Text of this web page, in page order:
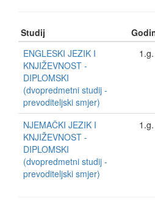
Studij
ENGLESKI JEZIK I
KNJIŽEVNOST -
DIPLOMSKI
(dvopredmetni studij -
prevoditeljski smjer)
1.g.
NJEMAČKI JEZIK I
KNJIŽEVNOST -
DIPLOMSKI
(dvopredmetni studij -
prevoditeljski smjer)
1.g.